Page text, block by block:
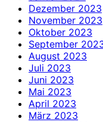
Dezember 2023
November 2023
Oktober 2023
September
August 2023
Juli 2023
Juni 2023
Mai 2023
April 2023
März 2023